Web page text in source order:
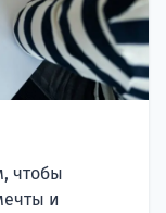
чтобы
и